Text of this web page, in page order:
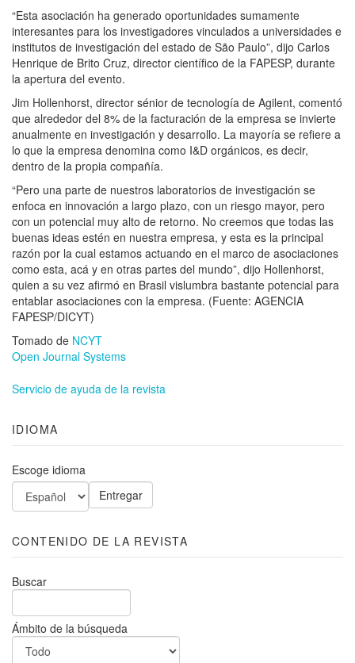
“Esta asociación ha generado oportunidades sumamente
interesantes para los investigadores vinculados a universidades e
institutos de investigación del estado de São Paulo”, dijo Carlos
Henrique de Brito Cruz, director científico de la FAPESP, durante
la apertura del evento.
Jim Hollenhorst, director sénior de tecnología de Agilent, comentó
que alrededor del 8% de la facturación de la empresa se invierte
anualmente en investigación y desarrollo. La mayoría se refiere a
lo que la empresa denomina como I&D orgánicos, es decir,
dentro de la propia compañía.
“Pero una parte de nuestros laboratorios de investigación se
enfoca en innovación a largo plazo, con un riesgo mayor, pero
con un potencial muy alto de retorno. No creemos que todas las
buenas ideas estén en nuestra empresa, y esta es la principal
razón por la cual estamos actuando en el marco de asociaciones
como esta, acá y en otras partes del mundo”, dijo Hollenhorst,
quien a su vez afirmó en Brasil vislumbra bastante potencial para
entablar asociaciones con la empresa. (Fuente: AGENCIA
FAPESP/DICYT)
Tomado de NCYT
Open Journal Systems
Servicio de ayuda de la revista
IDIOMA
Escoge idioma
CONTENIDO DE LA REVISTA
Buscar
Ámbito de la búsqueda